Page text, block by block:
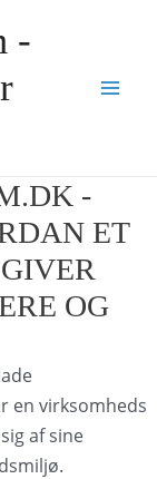
-
-
ET
OG
en virksomheds
af sine